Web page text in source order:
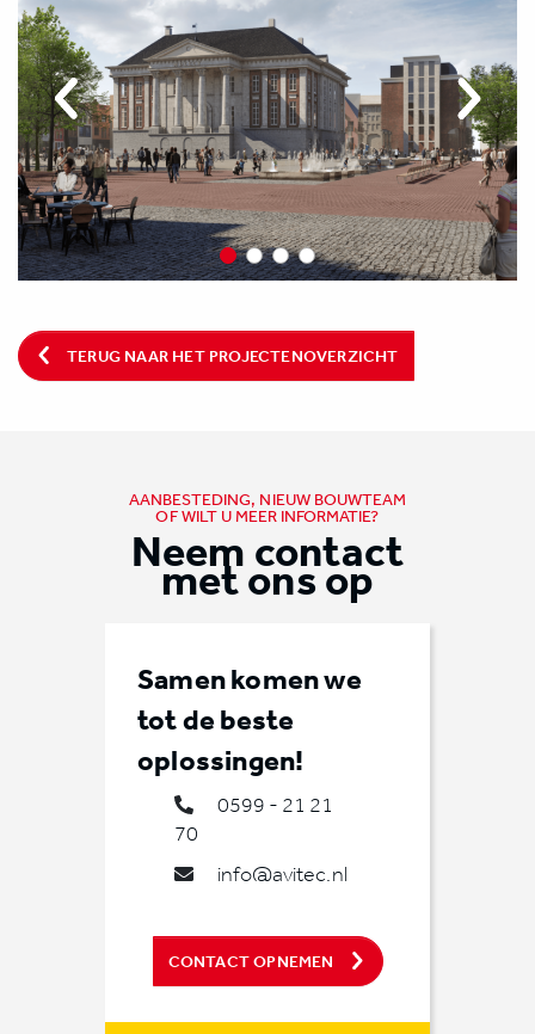
TERUG NAAR HET PROJECTENOVERZICHT
AANBESTEDING, NIEUW BOUWTEAM
OF WILT U MEER INFORMATIE?
Neem contact
met ons op
Samen komen we
tot de beste
oplossingen!
0599 - 21 21
70
info@avitec.nl
CONTACT OPNEMEN